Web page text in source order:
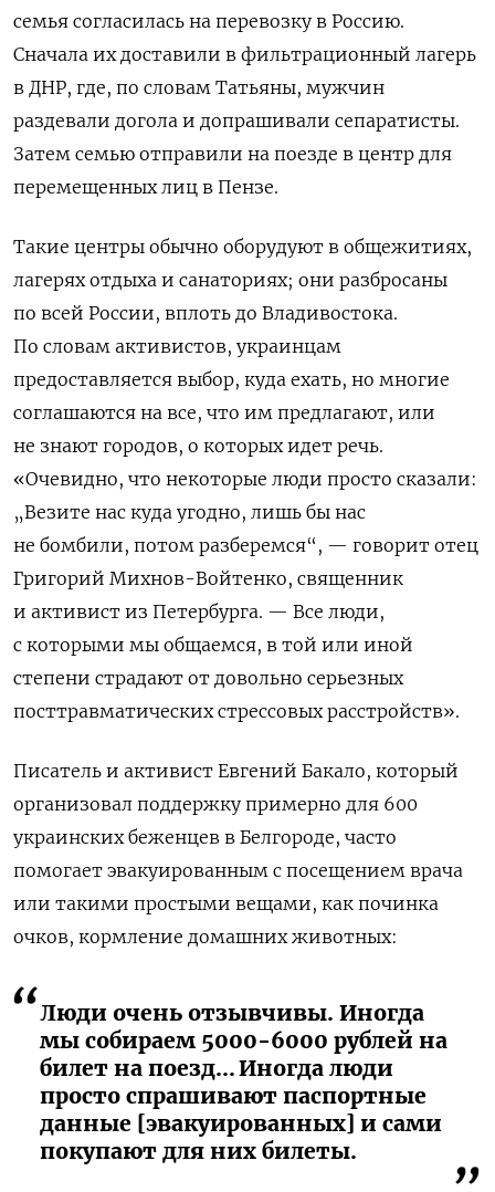
семья согласилась на перевозку в Россию.
Сначала их доставили в фильтрационный лагерь
в ДНР, где, по словам Татьяны, мужчин
раздевали догола и допрашивали сепаратисты.
Затем семью отправили на поезде в центр для
перемещенных лиц в Пензе.
Такие центры обычно оборудуют в общежитиях,
лагерях отдыха и санаториях; они разбросаны
по всей России, вплоть до Владивостока.
По словам активистов, украинцам
предоставляется выбор, куда ехать, но многие
соглашаются на все, что им предлагают, или
не знают городов, о которых идет речь.
«Очевидно, что некоторые люди просто сказали:
„Везите нас куда угодно, лишь бы нас
не бомбили, потом разберемся“, — говорит отец
Григорий Михнов-Войтенко, священник
и активист из Петербурга. — Все люди,
с которыми мы общаемся, в той или иной
степени страдают от довольно серьезных
посттравматических стрессовых расстройств».
Писатель и активист Евгений Бакало, который
организовал поддержку примерно для 600
украинских беженцев в Белгороде, часто
помогает эвакуированным с посещением врача
или такими простыми вещами, как починка
очков, кормление домашних животных:
Люди очень отзывчивы. Иногда
мы собираем 5000-6000 рублей на
билет на поезд... Иногда люди
просто спрашивают паспортные
данные [эвакуированных] и сами
покупают для них билеты.